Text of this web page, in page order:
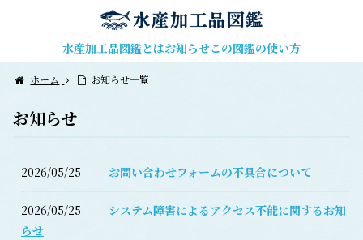
水産加工品図鑑とはお知らせこの図鑑の使い方
ホーム お知らせ一覧
お知らせ
2026/05/25 お問い合わせフォームの不具合について
2026/05/25
システム障害によるアクセス不能に関するお知
らせ